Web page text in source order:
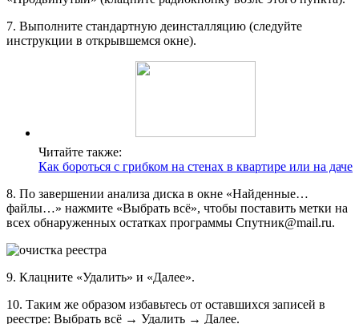
7. Выполните стандартную деинсталляцию (следуйте
инструкции в открывшемся окне).
Читайте также:
Как бороться с грибком на стенах в квартире или на даче
8. По завершении анализа диска в окне «Найденные…
файлы…» нажмите «Выбрать всё», чтобы поставить метки на
всех обнаруженных остатках программы Спутник@mail.ru.
9. Клацните «Удалить» и «Далее».
10. Таким же образом избавьтесь от оставшихся записей в
реестре: Выбрать всё → Удалить → Далее.